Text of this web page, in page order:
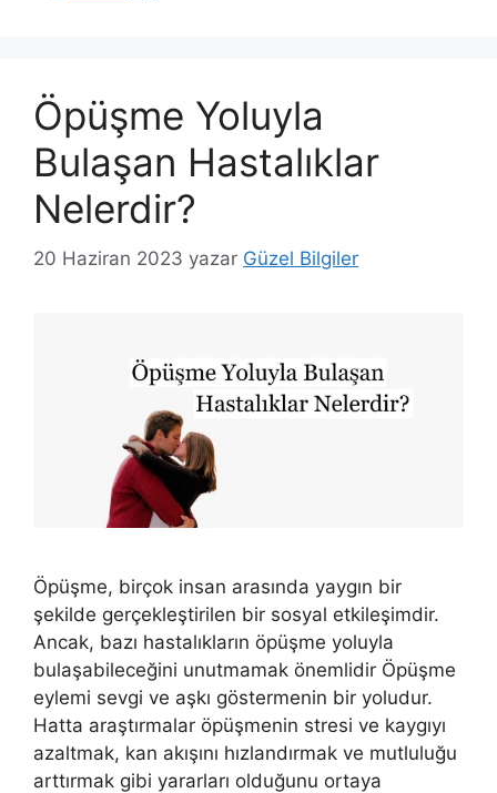
Öpüşme Yoluyla
Bulaşan Hastalıklar
Nelerdir?
20 Haziran 2023 yazar Güzel Bilgiler
Öpüşme, birçok insan arasında yaygın bir
şekilde gerçekleştirilen bir sosyal etkileşimdir.
Ancak, bazı hastalıkların öpüşme yoluyla
bulaşabileceğini unutmamak önemlidir Öpüşme
eylemi sevgi ve aşkı göstermenin bir yoludur.
Hatta araştırmalar öpüşmenin stresi ve kaygıyı
azaltmak, kan akışını hızlandırmak ve mutluluğu
arttırmak gibi yararları olduğunu ortaya